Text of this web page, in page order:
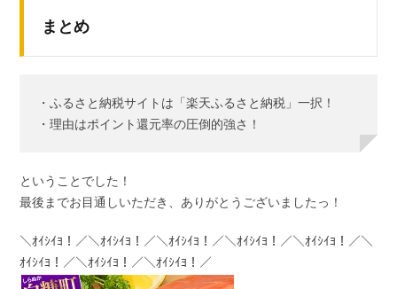
まとめ
・ふるさと納税サイトは「楽天ふるさと納税」一択！
・理由はポイント還元率の圧倒的強さ！
ということでした！
最後までお目通しいただき、ありがとうございましたっ！
＼ｵｲｼｲﾖ！／＼ｵｲｼｲﾖ！／＼ｵｲｼｲﾖ！／＼ｵｲｼｲﾖ！／＼ｵｲｼｲﾖ！／＼
ｵｲｼｲﾖ！／＼ｵｲｼｲﾖ！／＼ｵｲｼｲﾖ！／